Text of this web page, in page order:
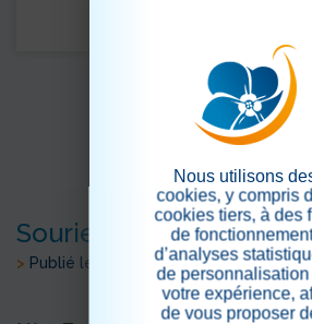
Souriez
> Publié le 31/05/2023
Nous utilisons
cookies, y compris
cookies tiers, à des
de
d’analyses
de personnalisation
votre expérience,
de vous proposer